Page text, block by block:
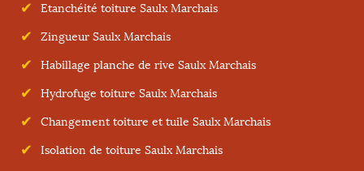
Etanchéité toiture Saulx Marchais
Zingueur Saulx Marchais
Habillage planche de rive Saulx Marchais
Hydrofuge toiture Saulx Marchais
Changement toiture et tuile Saulx Marchais
Isolation de toiture Saulx Marchais